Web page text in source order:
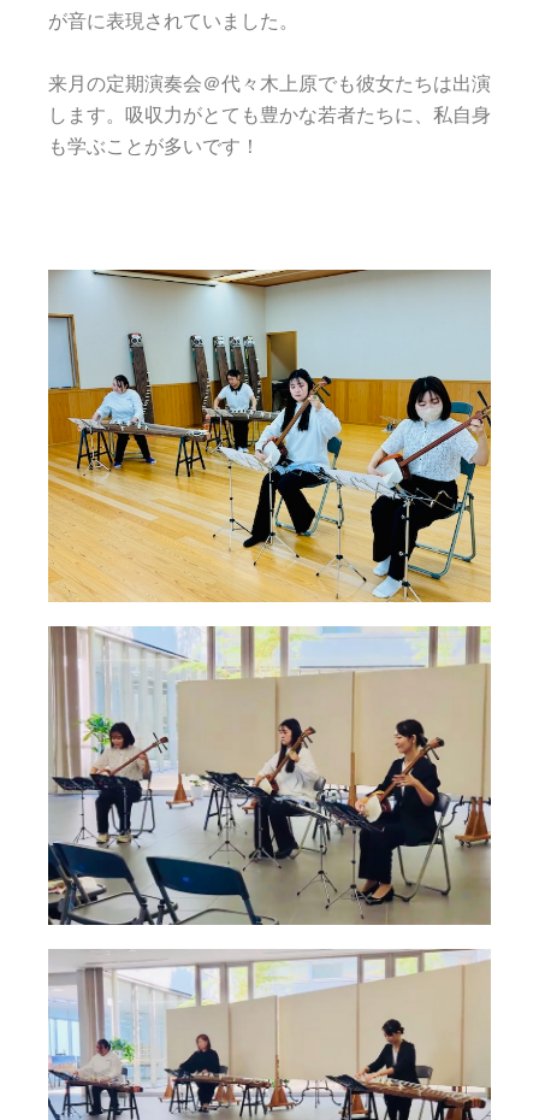
が音に表現されていました。
来月の定期演奏会＠代々木上原でも彼女たちは出演
します。 吸収力がとても豊かな若者たちに、私自身
も学ぶことが多いです！